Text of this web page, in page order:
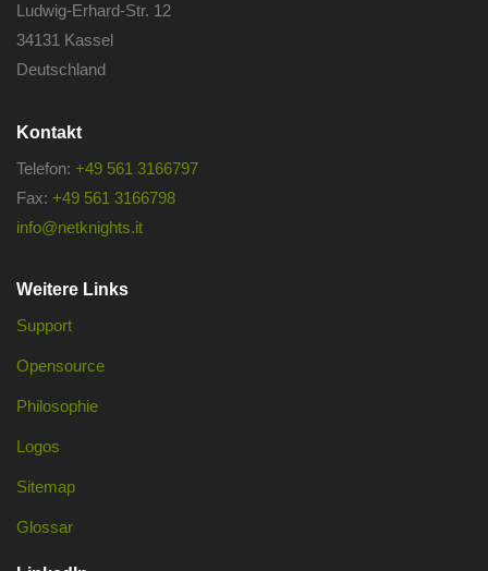
Ludwig-Erhard-Str. 12
34131 Kassel
Deutschland
Kontakt
Telefon: +49 561 3166797
Fax: +49 561 3166798
info@netknights.it
Weitere Links
Support
Opensource
Philosophie
Logos
Sitemap
Glossar